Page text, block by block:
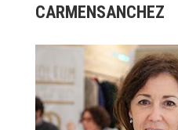
CARMENSANCHEZ